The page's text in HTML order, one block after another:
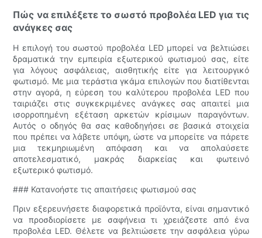
Πώς να επιλέξετε το σωστό προβολέα LED για τις
ανάγκες σας
Η επιλογή του σωστού προβολέα LED μπορεί να βελτιώσει
δραματικά την εμπειρία εξωτερικού φωτισμού σας, είτε
για λόγους ασφάλειας, αισθητικής είτε για λειτουργικό
φωτισμό. Με μια τεράστια γκάμα επιλογών που διατίθενται
στην αγορά, η εύρεση του καλύτερου προβολέα LED που
ταιριάζει στις συγκεκριμένες ανάγκες σας απαιτεί μια
ισορροπημένη εξέταση αρκετών κρίσιμων παραγόντων.
Αυτός ο οδηγός θα σας καθοδηγήσει σε βασικά στοιχεία
που πρέπει να λάβετε υπόψη, ώστε να μπορείτε να πάρετε
μια τεκμηριωμένη απόφαση και να απολαύσετε
αποτελεσματικό, μακράς διαρκείας και φωτεινό
εξωτερικό φωτισμό.
### Κατανοήστε τις απαιτήσεις φωτισμού σας
Πριν εξερευνήσετε διαφορετικά προϊόντα, είναι σημαντικό
να προσδιορίσετε με σαφήνεια τι χρειάζεστε από ένα
προβολέα LED. Θέλετε να βελτιώσετε την ασφάλεια γύρω